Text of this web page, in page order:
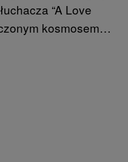
“A Love
kosmosem…